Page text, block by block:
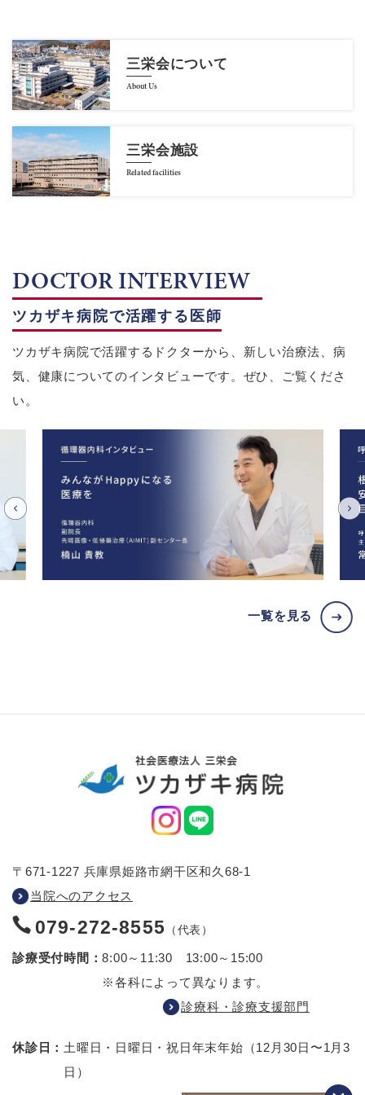
三栄会について
About Us
三栄会施設
Related facilities
DOCTOR INTERVIEW
ツカザキ病院で活躍する医師
ツカザキ病院で活躍するドクターから、新しい治療法、病
気、健康についてのインタビューです。ぜひ、ご覧くださ
い。
一覧を見る
〒671-1227 兵庫県姫路市網干区和久68-1
当院へのアクセス
079-272-8555 （代表）
診療受付時間：8:00～11:30 13:00～15:00
※各科によって異なります。
診療科・診療支援部門
休診日： 土曜日・日曜日・祝日年末年始（12月30日〜1月3
日）